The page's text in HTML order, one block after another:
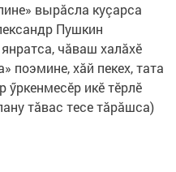
вырăсла куçарса
Пушкин
чăваш халăхӗ
поэмине, хăй пекех, тата
ӳркенмесӗр икӗ тӗрлӗ
тăвас тесе тăрăшса)